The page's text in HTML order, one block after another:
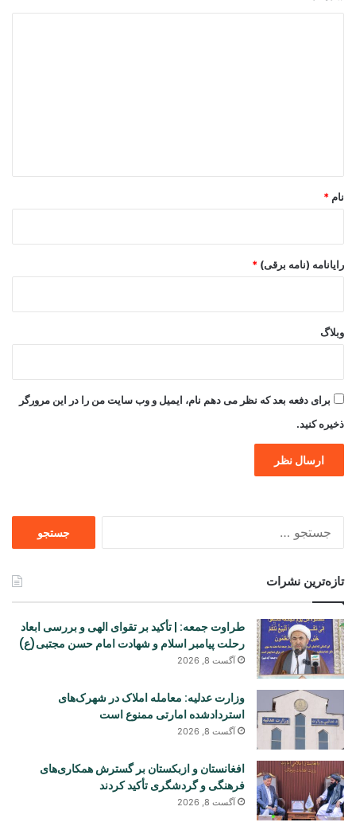
نام *
رایانامه (نامه برقی) *
وبلاگ
برای دفعه بعد که نظر می دهم نام، ایمیل و وب سایت من را در این مرورگر
ذخیره کنید.
تازه‌ترین نشرات
طراوت جمعه: | تأکید بر تقوای الهی و بررسی ابعاد
رحلت پیامبر اسلام و شهادت امام حسن مجتبی(ع)
آگست 8, 2026
وزارت عدلیه: معامله املاک در شهرک‌های
استردادشده امارتی ممنوع است
آگست 8, 2026
افغانستان و ازبکستان بر گسترش همکاری‌های
فرهنگی و گردشگری تأکید کردند
آگست 8, 2026